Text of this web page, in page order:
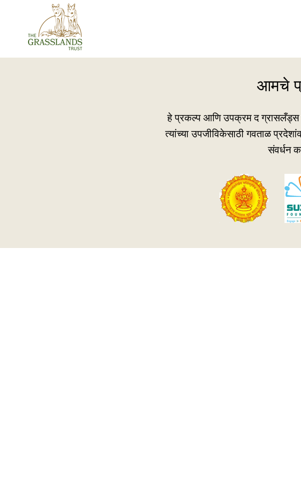
आमचे
हे प्रकल्प आणि उपक्रम द ग्रासलँड्स
त्यांच्या उपजीविकेसाठी गवताळ
संवर्धन